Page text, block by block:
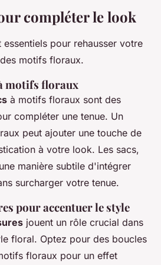
compléter le look
essentiels pour rehausser votre
motifs floraux.
motifs floraux
à motifs floraux sont des
compléter une tenue. Un
peut ajouter une touche de
à votre look. Les sacs,
manière subtile d'intégrer
surcharger votre tenue.
pour accentuer le style
jouent un rôle crucial dans
floral. Optez pour des boucles
floraux pour un effet